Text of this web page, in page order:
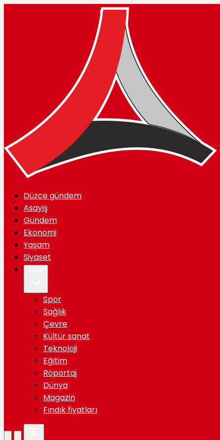
Düzce gündem
Asayiş
Gündem
Ekonomi
Yaşam
Siyaset
Spor
Sağlık
Çevre
Kültür sanat
Teknoloji
Eğitim
Röportaj
Dünya
Magazin
Fındık fiyatları